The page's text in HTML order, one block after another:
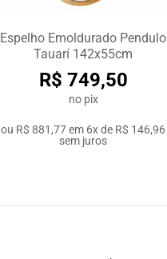
Espelho Emoldurado Pendulo
Tauarí 142x55cm
R$ 749,50
no pix
ou R$ 881,77em 6x de R$ 146,96
sem juros